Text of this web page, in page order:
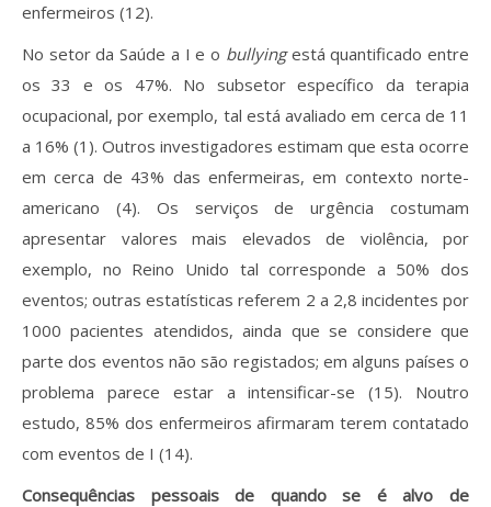
enfermeiros (12).
No setor da Saúde a I e o bullyingestá quantificado entre
os 33 e os 47%. No subsetor específico da terapia
ocupacional, por exemplo, tal está avaliado em cerca de 11
a 16% (1). Outros investigadores estimam que esta ocorre
em cerca de 43% das enfermeiras, em contexto norte-
americano (4). Os serviços de urgência costumam
apresentar valores mais elevados de violência, por
exemplo, no Reino Unido tal corresponde a 50% dos
eventos; outras estatísticas referem 2 a 2,8 incidentes por
1000 pacientes atendidos, ainda que se considere que
parte dos eventos não são registados; em alguns países o
problema parece estar a intensificar-se (15). Noutro
estudo, 85% dos enfermeiros afirmaram terem contatado
com eventos de I (14).
Consequências pessoais de quando se é alvo de